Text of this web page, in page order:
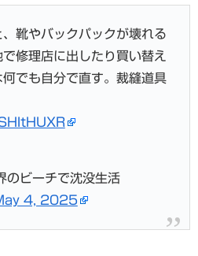
靴やバックパックが壊れる
修理店に出したり買い替え
でも自分で直す。裁縫道具
ビーチで沈没生活
4, 2025